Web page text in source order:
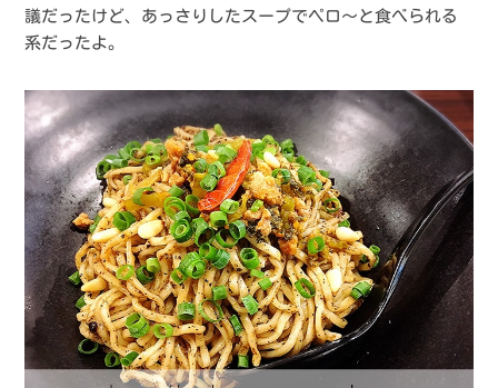
議だったけど、あっさりしたスープでペロ〜と食べられる
系だったよ。